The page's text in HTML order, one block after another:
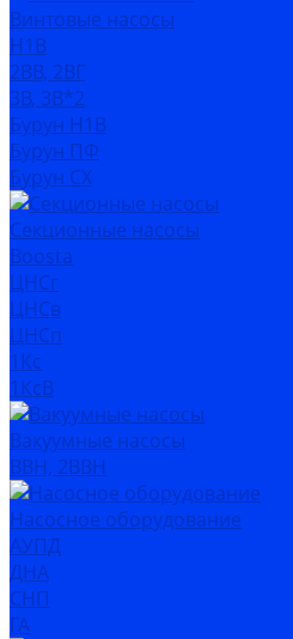
Винтовые насосы
Н1В
2ВВ, 2ВГ
3В, 3В*2
Бурун Н1В
Бурун ПФ
Бурун СХ
Секционные насосы
Boosta
ЦНСг
ЦНСв
ЦНСп
1Кс
1КсВ
Вакуумные насосы
ВВН, 2ВВН
Насосное оборудование
АУПД
ДНА
СНП
ГА